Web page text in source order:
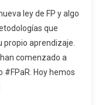
ley de FP y algo
que
propio aprendizaje.
comenzado a
Hoy hemos